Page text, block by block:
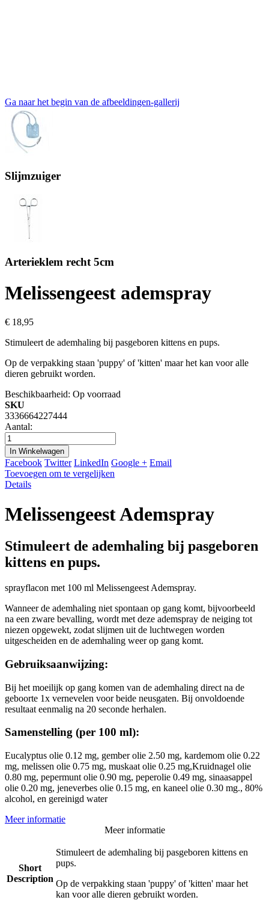
Ga naar het begin van de afbeeldingen-gallerij
Slijmzuiger
Arterieklem recht 5cm
Melissengeest ademspray
€ 18,95
Stimuleert de ademhaling bij pasgeboren kittens en pups.
Op de verpakking staan 'puppy' of 'kitten' maar het kan voor alle
dieren gebruikt worden.
Beschikbaarheid: Op voorraad
SKU
3336664227444
Aantal:
In Winkelwagen
Facebook Twitter LinkedIn Google + Email
Toevoegen om te vergelijken
Details
Melissengeest Ademspray
Stimuleert de ademhaling bij pasgeboren
kittens en pups.
sprayflacon met 100 ml Melissengeest Ademspray.
Wanneer de ademhaling niet spontaan op gang komt, bijvoorbeeld
na een zware bevalling, wordt met deze ademspray de neiging tot
niezen opgewekt, zodat slijmen uit de luchtwegen worden
uitgescheiden en de ademhaling weer op gang komt.
Gebruiksaanwijzing:
Bij het moeilijk op gang komen van de ademhaling direct na de
geboorte 1x vernevelen voor beide neusgaten. Bij onvoldoende
resultaat eenmalig na 20 seconde herhalen.
Samenstelling (per 100 ml):
Eucalyptus olie 0.12 mg, gember olie 2.50 mg, kardemom olie 0.22
mg, melissen olie 0.75 mg, muskaat olie 0.25 mg,Kruidnagel olie
0.80 mg, pepermunt olie 0.90 mg, peperolie 0.49 mg, sinaasappel
olie 0.20 mg, jeneverbes olie 0.15 mg, en kaneel olie 0.30 mg., 80%
alcohol, en gereinigd water
Meer informatie
Meer informatie
Short
Description
Stimuleert de ademhaling bij pasgeboren kittens en
pups.
Op de verpakking staan 'puppy' of 'kitten' maar het
kan voor alle dieren gebruikt worden.